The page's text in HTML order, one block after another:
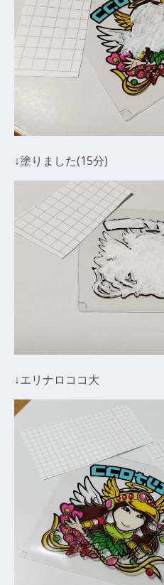
↓塗りました(15分)
↓エリナロココ大